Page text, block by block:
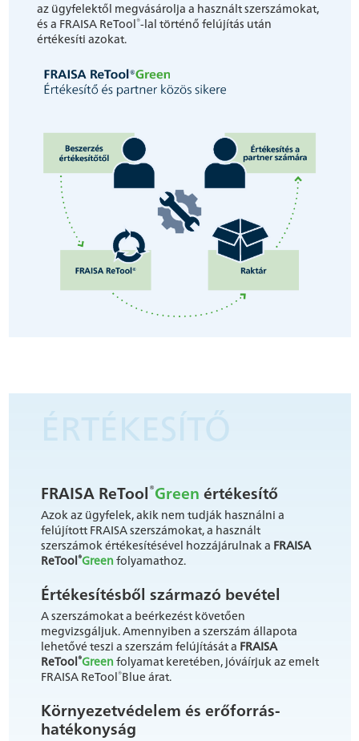
az ügyfelektől megvásárolja a használt szerszámokat,
és a FRAISA ReTool®-lal történő felújítás után
értékesíti azokat.
ÉRTÉKESÍTŐ
FRAISA ReTool®Green értékesítő
Azok az ügyfelek, akik nem tudják használni a
felújított FRAISA szerszámokat, a használt
szerszámok értékesítésével hozzájárulnak a FRAISA
ReTool®Green folyamathoz.
Értékesítésből származó bevétel
A szerszámokat a beérkezést követően
megvizsgáljuk. Amennyiben a szerszám állapota
lehetővé teszi a szerszám felújítását a FRAISA
ReTool®Green folyamat keretében, jóváírjuk az emelt
FRAISA ReTool®Blue árat.
Környezetvédelem és erőforrás-
hatékonyság